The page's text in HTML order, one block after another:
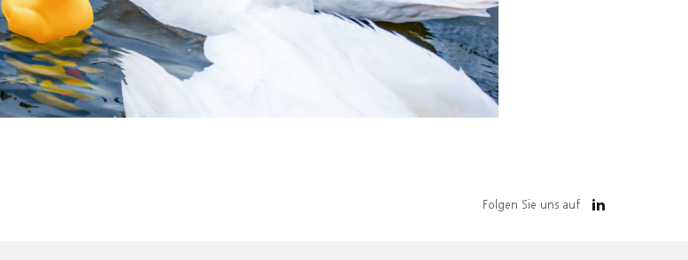
Folgen Sie uns auf